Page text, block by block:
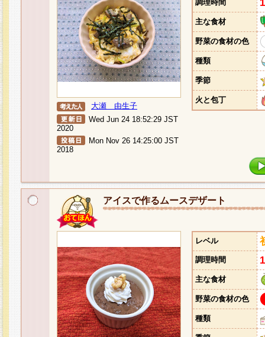
大瀬 由生子
Wed Jun 24 18:52:29 JST
2020
Mon Nov 26 14:25:00 JST
2018
調理時間
主な食材
野菜の食材の色
種類
季節
火と包丁
アイスで作るムースデザート
レベル
調理時間
主な食材
野菜の食材の色
種類